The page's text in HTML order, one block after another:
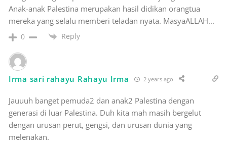
Anak-anak Palestina merupakan hasil didikan orangtua
mereka yang selalu memberi teladan nyata. MasyaALLAH...
0 Reply
Irma sari rahayu Rahayu Irma 2 years ago
Jauuuh banget pemuda2 dan anak2 Palestina dengan
generasi di luar Palestina. Duh kita mah masih bergelut
dengan urusan perut, gengsi, dan urusan dunia yang
melenakan.